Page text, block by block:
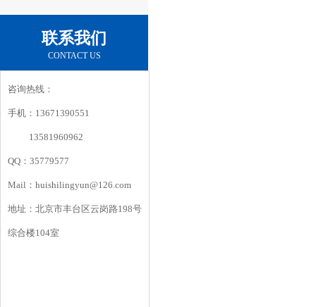
联系我们
CONTACT US
咨询热线：
手机：13671390551
13581960962
QQ：35779577
Mail：huishilingyun@126.com
地址：北京市丰台区云岗路198号
综合楼104室